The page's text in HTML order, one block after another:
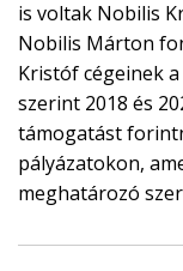
is voltak Nobilis
Nobilis Márton
Kristóf cégeinek
szerint 2018 és
támogatást
pályázatokon,
meghatározó